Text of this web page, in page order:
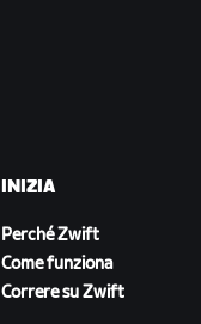
INIZIA
Perché Zwift
Come funziona
Correre su Zwift